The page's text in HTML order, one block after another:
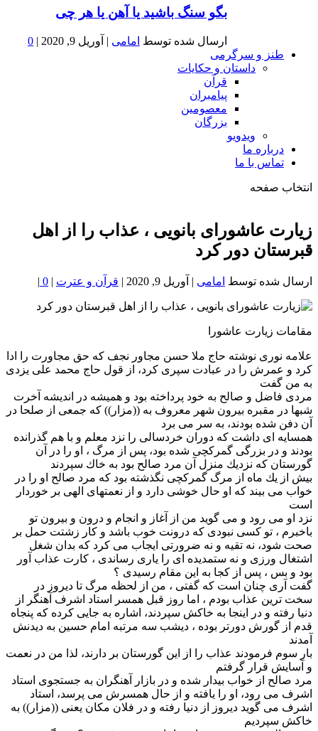
بگو سنگ باشید یا آهن یا هر چی
ارسال شده توسط امامی | آوریل 9, 2020 |
0
طنز و سرگرمی
داستان و حکایات
قرآن
پیامبران
معصومین
بزرگان
ویدویو
درباره ما
تماس با ما
انتخاب صفحه
خون
شمال
تهران
زیارت عاشوراى بانویى ، عذاب را از اهل
قبرستان دور كرد
ارسال شده توسط امامی | آوریل 9, 2020 | قرآن و عترت |
0
|
مقامات زیارت عاشورا ️
علامه نورى نوشته حاج ملا حسن مجاور نجف كه حق مجاورت را ادا
كرد و عمرش را در عبادت سپرى كرد، از قول حاج محمد على یزدى
به من گفت
مردى فاضل و صالح به خود پرداخته بود و همیشه در اندیشه آخرت
شبها در مقبره بیرون شهر معروف به ((مزار)) كه جمعى از صلحا در
آن دفن شده بودند، به سر مى برد
همسایه اى داشت كه دوران خردسالى را نزد معلم و با هم گذرانده
بودند و در بزرگى گمركچى شده بود، پس از مرگ ، او را در آن
گورستان كه نزدیك منزل آن مرد صالح بود به خاك سپردند
بیش از یك ماه از مرگ گمركچى نگذشته بود كه مرد صالح او را در
خواب مى بیند كه او حال خوشى دارد و از نعمتهاى الهى بر خوردار
است
نزد او مى رود و مى گوید من از آغاز و انجام و درون و بیرون تو
باخبرم ، تو كسى نبودى كه درونت خوب باشد و كار زشتت حمل بر
صحت شود، نه تقیه و نه ضرورتى ایجاب مى كرد كه بدان شغل
اشتغال ورزى و نه ستمدیده اى را یارى رساندى ، كارت عذاب آور
بود و بس ، پس از كجا به این مقام رسیدى ؟
گفت آرى چنان است كه گفتى ، من از لحظه مرگ تا دیروز در
سخت ترین عذاب بودم ، اما روز قبل همسر استاد اشرف آهنگر از
دنیا رفته و در اینجا به خاكش سپردند، اشاره به جایى كرده كه پنجاه
قدم از گورش دورتر بوده ، دیشب سه مرتبه امام حسین به دیدنش
آمدند
بار سوم فرمودند عذاب را از این گورستان بر دارند، لذا من در نعمت
و آسایش قرار گرفتم
مرد صالح از خواب بیدار شده و در بازار آهنگران به جستجوى استاد
اشرف مى رود، او را یافته و از حال همسرش مى پرسد، استاد
اشرف مى گوید دیروز از دنیا رفته و در فلان مكان یعنى ((مزار)) به
خاكش سپردیم